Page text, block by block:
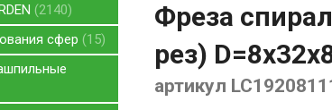
2140
сфер
15
Фреза
рез)
артикул